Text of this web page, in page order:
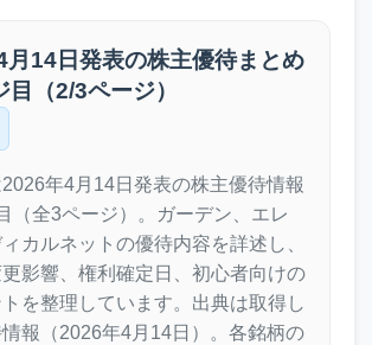
14日発表の株主優待まとめ
目（2/3ページ）
年4月14日発表の株主優待情報
（全3ページ）。ガーデン、エレ
カルネットの優待内容を詳述し、
影響、権利確定日、初心者向けの
を整理しています。出典は取得し
報（2026年4月14日）。各銘柄の